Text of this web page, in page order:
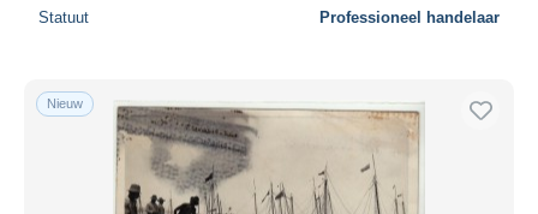
Statuut Professioneel handelaar
Nieuw